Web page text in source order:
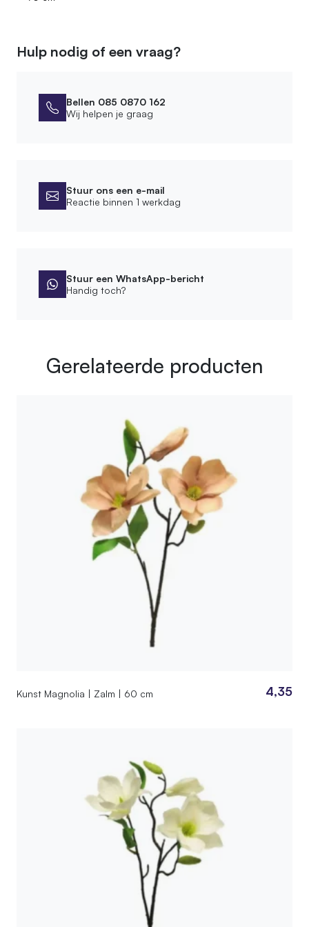
Hulp nodig of een vraag?
Bellen 085 0870 162
Wij helpen je graag
Stuur ons een e-mail
Reactie binnen 1 werkdag
Stuur een WhatsApp-bericht
Handig toch?
Gerelateerde producten
Kunst Magnolia | Zalm | 60 cm 4,35